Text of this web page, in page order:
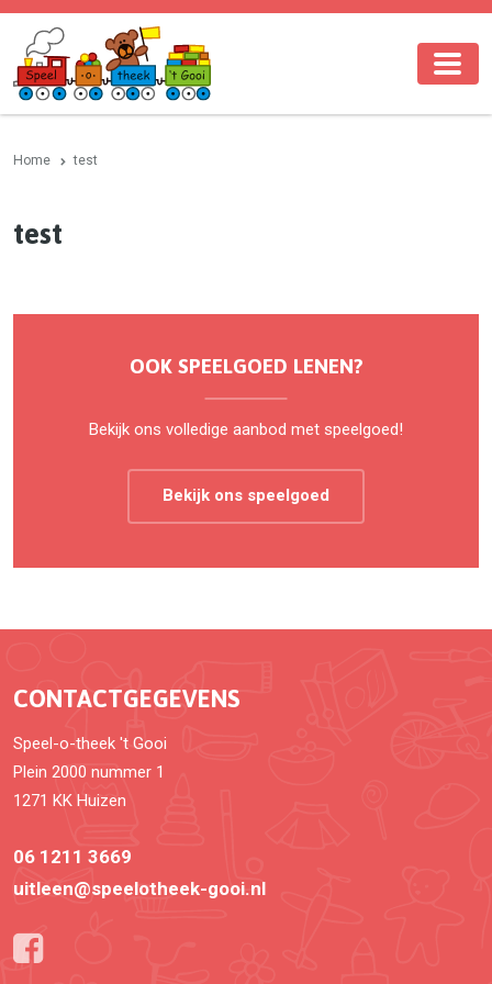
Home test
test
OOK SPEELGOED LENEN?
Bekijk ons volledige aanbod met speelgoed!
Bekijk ons speelgoed
CONTACTGEGEVENS
Speel-o-theek 't Gooi
Plein 2000 nummer 1
1271 KK Huizen
06 1211 3669
uitleen@speelotheek-gooi.nl